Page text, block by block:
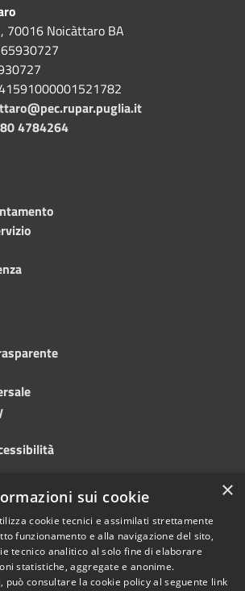
70016 Noicàttaro BA
4784264
Copyright © 2023 •
Comune di Noicàttaro
Powered byMunicipium
Redazione•Portale
×
sui cookie
cookie tecnici e assimilati strettamente
funzionamento e alla navigazione del sito,
tecnico analitico al solo fine di elaborare
statistiche, aggregate e anonime.
può consultare la cookie policy al seguente link